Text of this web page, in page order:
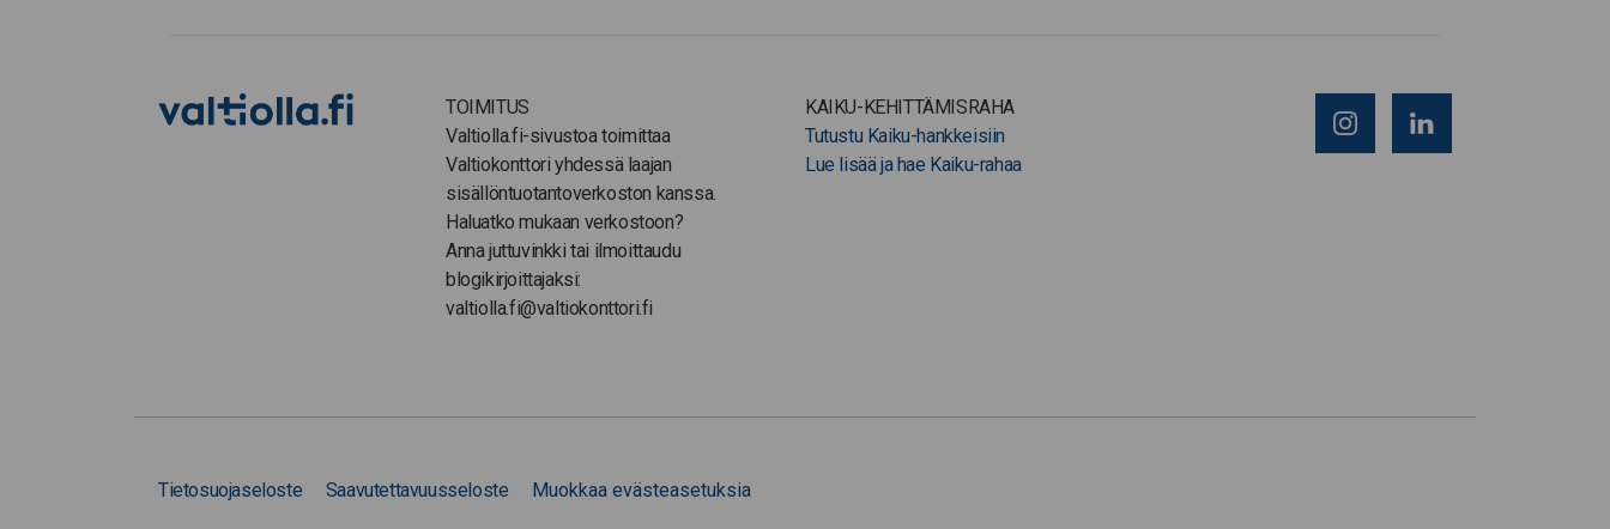
TOIMITUS
Valtiolla.fi-sivustoa toimittaa
Valtiokonttori yhdessä laajan
sisällöntuotantoverkoston kanssa.
Haluatko mukaan verkostoon?
Anna juttuvinkki tai ilmoittaudu
blogikirjoittajaksi:
valtiolla.fi@valtiokonttori.fi
KAIKU-KEHITTÄMISRAHA
Tutustu Kaiku-hankkeisiin
Lue lisää ja hae Kaiku-rahaa
Tietosuojaseloste Saavutettavuusseloste Muokkaa evästeasetuksia